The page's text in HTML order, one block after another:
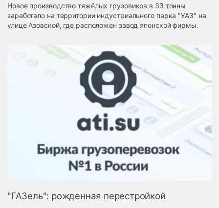
грузовые
терминалы
Коммерческий
Спецтехника
Автосервис,
запчасти, шины
Топливо, масла и
автохимия
Дзен
Новое производство тяжёлых грузовиков в 33 тонны
заработало на территории индустриального парка "УАЗ" на
улице Азовской, где расположен завод японской фирмы.
"ГАЗель": рожденная перестройкой